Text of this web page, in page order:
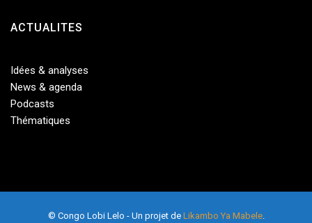
ACTUALITES
Idées & analyses
News & agenda
Podcasts
Thématiques
© Congo Lobi Lelo - Un projet de Likambo Ya Mabele.